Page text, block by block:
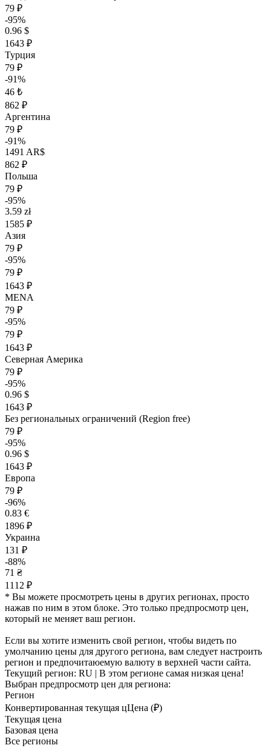
79 ₽
-95%
0.96 $
1643 ₽
Турция
79 ₽
-91%
46 ₺
862 ₽
Аргентина
79 ₽
-91%
1491 AR$
862 ₽
Польша
79 ₽
-95%
3.59 zł
1585 ₽
Азия
79 ₽
-95%
79 ₽
1643 ₽
MENA
79 ₽
-95%
79 ₽
1643 ₽
Северная Америка
79 ₽
-95%
0.96 $
1643 ₽
Без региональных ограничений (Region free)
79 ₽
-95%
0.96 $
1643 ₽
Европа
79 ₽
-96%
0.83 €
1896 ₽
Украина
131 ₽
-88%
71 ₴
1112 ₽
* Вы можете просмотреть цены в других регионах, просто
нажав по ним в этом блоке. Это только предпросмотр цен,
который не меняет ваш регион.
Если вы хотите изменить свой регион, чтобы видеть по
умолчанию цены для другого региона, вам следует настроить
регион и предпочитаюемую валюту в верхней части сайта.
Текущий регион: RU | В этом регионе самая низкая цена!
Выбран предпросмотр цен для региона:
Регион
Конвертированная текущая цЦена (₽)
Текущая цена
Базовая цена
Все регионы